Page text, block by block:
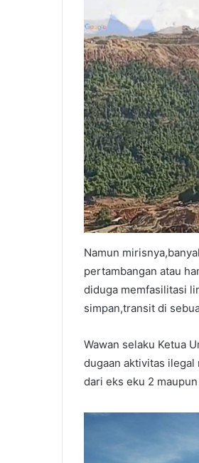
Namun
pertambangan atau
diduga memfasilitasi
simpan,transit di
Wawan selaku Ketua
dugaan aktivitas
dari eks eku 2